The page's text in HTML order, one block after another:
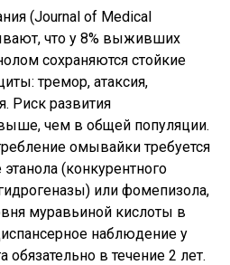
(Journal of Medical
что у 8% выживших
сохраняются стойкие
тремор, атаксия,
Риск развития
чем в общей популяции.
омывайки требуется
(конкурентного
или фомепизола,
муравьиной кислоты в
наблюдение у
обязательно в течение 2 лет.